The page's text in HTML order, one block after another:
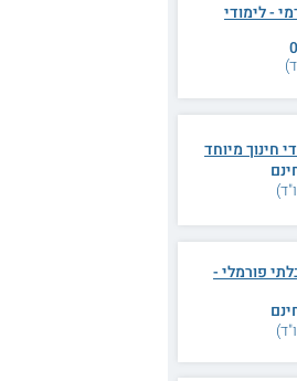
- לימודי
חינוך מיוחד
פורמלי -